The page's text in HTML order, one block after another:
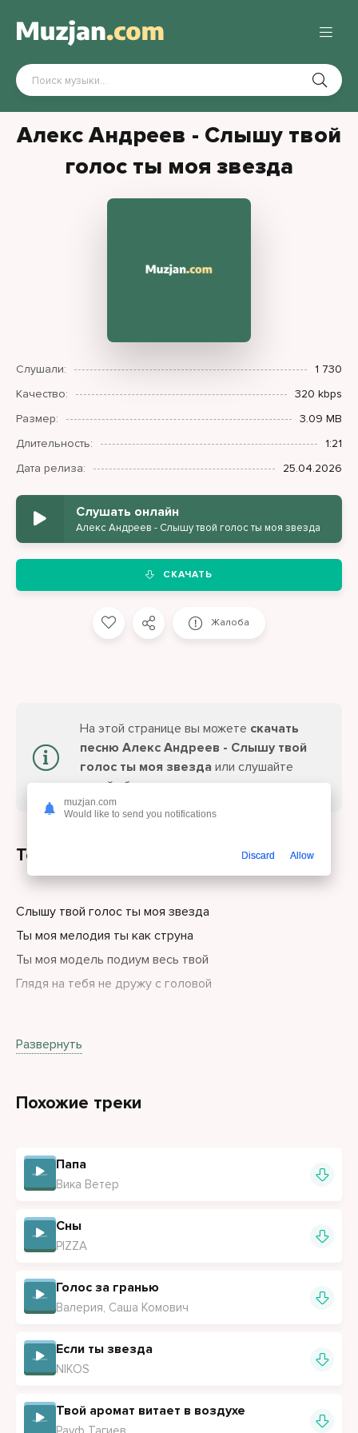
Алекс Андреев - Слышу твой
голос ты моя звезда
Слушали:
1 730
Качество:
320 kbps
Размер:
3.09 MB
Длительность:
1:21
Дата релиза:
25.04.2026
Слушать онлайн
Алекс Андреев - Слышу твой голос ты моя звезда
СКАЧАТЬ
Жалоба
На этой странице вы можете скачать
песню Алекс Андреев - Слышу твой
голос ты моя звезда или слушайте
онлайн бесплатно.
Текст песни
Слышу твой голос ты моя звезда
Ты моя мелодия ты как струна
Ты моя модель подиум весь твой
Глядя на тебя не дружу с головой
Мы ведь в главной роли смотрят все кино
Счастье ты моё ты лишь для меня
Развернуть
Похожие треки
Папа
Вика Ветер
Сны
PIZZA
Голос за гранью
Валерия, Саша Комович
Если ты звезда
NIKOS
Твой аромат витает в воздухе
muzjan.com
Would like to send you notifications
Discard Allow